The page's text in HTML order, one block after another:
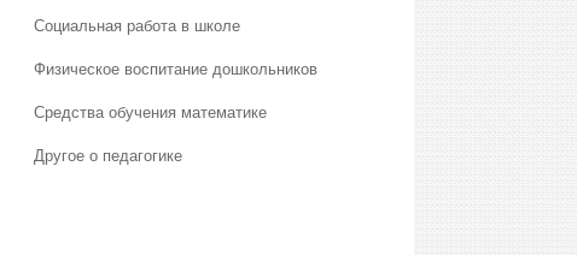
Социальная работа в школе
Физическое воспитание дошкольников
Средства обучения математике
Другое о педагогике